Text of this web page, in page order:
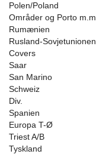
Polen/Poland
Områder og Porto m.m
Rumænien
Rusland-Sovjetunionen
Covers
Saar
San Marino
Schweiz
Div.
Spanien
Europa T-Ø
Triest A/B
Tyskland